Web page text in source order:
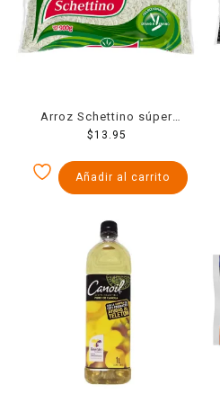
Arroz Schettino súper
extra 900 g
$13.95
Añadir al carrito